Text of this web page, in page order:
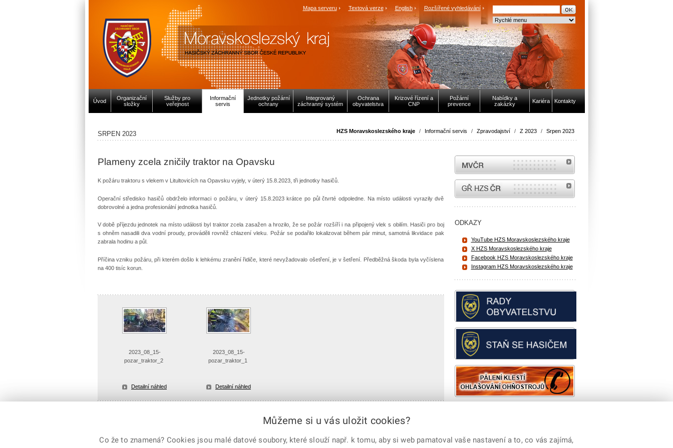
Mapa serveru Textová verze English Rozšířené vyhledávání
Úvod
Organizační
složky
Služby pro
veřejnost
Informační
servis
Jednotky požární
ochrany
Integrovaný
záchranný systém
Ochrana
obyvatelstva
Krizové řízení a
CNP
Požární
prevence
Nabídky a
zakázky
Kariéra Kontakty
HZS Moravskoslezského kraje / Informační servis / Zpravodajství / Z 2023 / Srpen 2023
SRPEN 2023
Plameny zcela zničily traktor na Opavsku
K požáru traktoru s vlekem v Litultovicích na Opavsku vyjely, v úterý 15.8.2023, tři jednotky hasičů.
Operační středisko hasičů obdrželo informaci o požáru, v úterý 15.8.2023 krátce po půl čtvrté odpoledne. Na místo události vyrazily dvě
dobrovolné a jedna profesionální jednotka hasičů.
V době příjezdu jednotek na místo události byl traktor zcela zasažen a hrozilo, že se požár rozšíří i na připojený vlek s obilím. Hasiči pro boj
s ohněm nasadili dva vodní proudy, prováděli rovněž chlazení vleku. Požár se podařilo lokalizovat během pár minut, samotná likvidace pak
zabrala hodinu a půl.
Příčina vzniku požáru, při kterém došlo k lehkému zranění řidiče, které nevyžadovalo ošetření, je v šetření. Předběžná škoda byla vyčíslena
na 400 tisíc korun.
2023_08_15-
pozar_traktor_2
Detailní náhled
2023_08_15-
pozar_traktor_1
Detailní náhled
MVČR
internetové stránky Hasiči ČR
ODKAZY
YouTube HZS Moravskoslezského kraje
X HZS Moravskoslezského kraje
Facebook HZS Moravskoslezského kraje
Instagram HZS Moravskoslezského kraje
Můžeme si u vás uložit cookies?
Co že to znamená? Cookies jsou malé datové soubory, které slouží např. k tomu, aby si web pamatoval vaše nastavení a to, co vás zajímá,